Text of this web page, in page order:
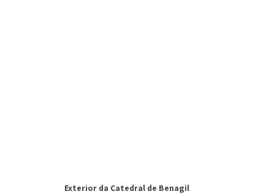
Exterior da Catedral de Benagil